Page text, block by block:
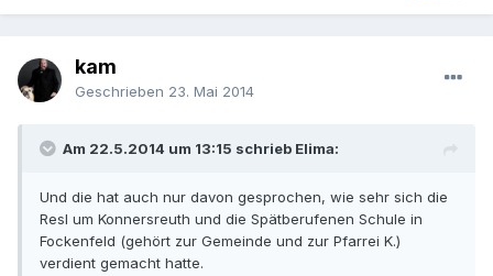
kam
Geschrieben 23. Mai 2014
Am 22.5.2014 um 13:15 schrieb Elima:
Und die hat auch nur davon gesprochen, wie sehr sich die
Resl um Konnersreuth und die Spätberufenen Schule in
Fockenfeld (gehört zur Gemeinde und zur Pfarrei K.)
verdient gemacht hatte.